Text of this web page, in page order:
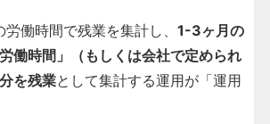
働時間で残業を集計し、 1-3ヶ月の
働時間」（もしくは会社で定められ
を残業として集計する運用が「運用